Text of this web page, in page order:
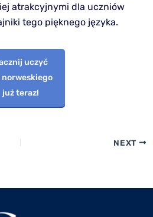
atrakcyjnymi dla uczniów
tego pięknego języka.
uczyć
norweskiego
już teraz!
NEXT